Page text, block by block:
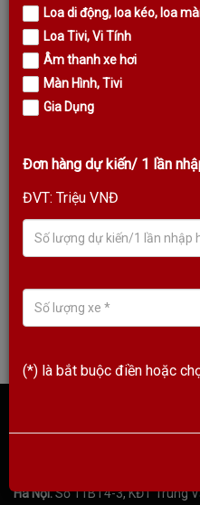
Hà Nội:Số 11BT4-3, KĐT Trung
Loa di động, loa kéo, loa
Loa Tivi, Vi Tính
Âm thanh xe hơi
Màn Hình, Tivi
Gia Dụng
Đơn hàng dự kiến/ 1 lần
ĐVT: Triệu VNĐ
(*) là bắt buộc điền hoặc